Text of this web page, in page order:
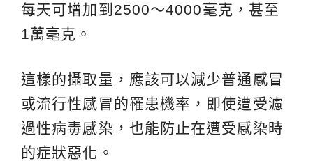
每天可增加到2500～4000毫克，甚至
1萬毫克。
這樣的攝取量，應該可以減少普通感冒
或流行性感冒的罹患機率，即使遭受濾
過性病毒感染，也能防止在遭受感染時
的症狀惡化。